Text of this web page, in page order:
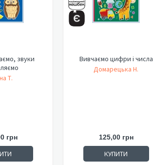
звуки
Т.
грн
Вивчаємо цифри і числа
Домарецька Н.
125,00 грн
КУПИТИ